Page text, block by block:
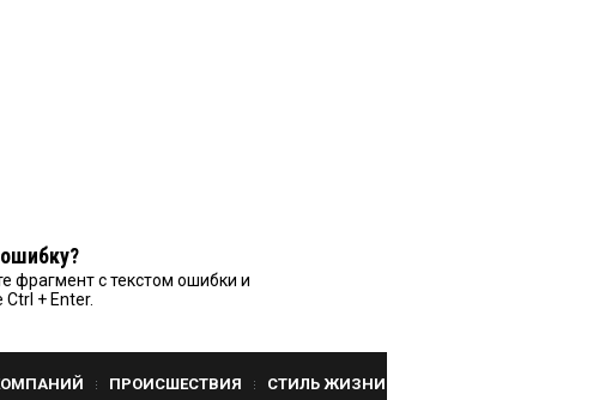
фрагмент с текстом ошибки и
+ Enter.
ПРОИСШЕСТВИЯ СТИЛЬ ЖИЗНИ